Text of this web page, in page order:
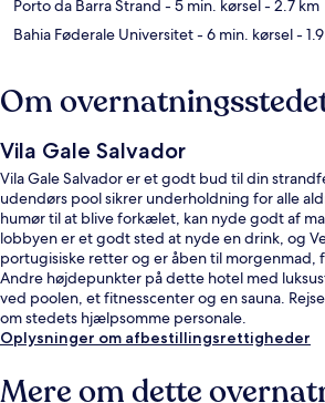
Porto da Barra Strand - 5 min. kørsel- 2.7 km
Bahia Føderale Universitet- 6 min. kørsel-
Om
Vila Gale Salvador
Vila Gale Salvador er et godt bud til din
udendørs pool sikrer underholdning for alle
humør til at blive forkælet, kan nyde godt af
lobbyen er et godt sted at nyde en drink, og
portugisiske retter og er åben til morgenmad,
Andre højdepunkter på dette hotel med
ved poolen, et fitnesscenter og en sauna.
om stedets hjælpsomme personale.
Oplysninger om afbestillingsrettigheder
Mere om dette